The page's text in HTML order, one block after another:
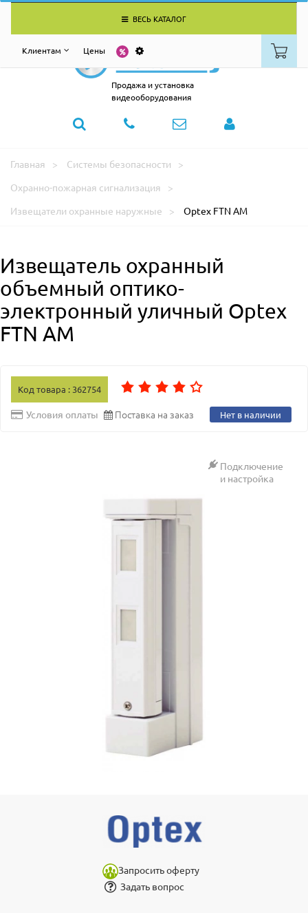
ВЕСЬ КАТАЛОГ
Клиентам Цены
Продажа и установка
видеооборудования
Главная
Системы безопасности
Охранно-пожарная сигнализация
Извещатели охранные наружные
Optex FTN AM
Извещатель охранный
объемный оптико-
электронный уличный Optex
FTN AM
Код товара : 362754
Условия оплаты Поставка на заказ Нет в наличии
Подключение
и настройка
Запросить оферту
Задать вопрос